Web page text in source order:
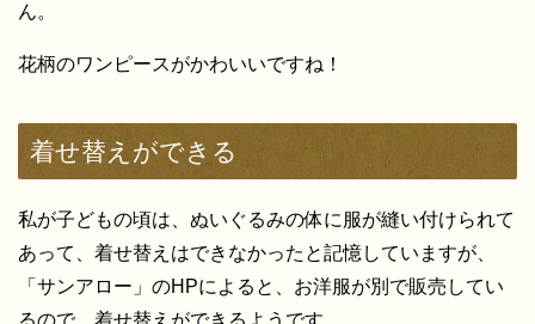
ん。
花柄のワンピースがかわいいですね！
着せ替えができる
私が子どもの頃は、ぬいぐるみの体に服が縫い付けられて
あって、着せ替えはできなかったと記憶していますが、
「サンアロー」のHPによると、お洋服が別で販売してい